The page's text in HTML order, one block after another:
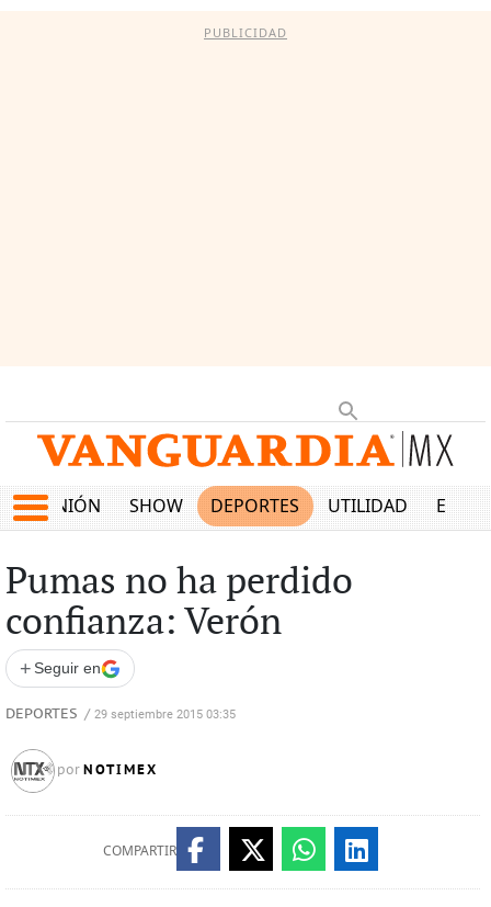
PUBLICIDAD
OPINIÓN SHOW DEPORTES UTILIDAD
Pumas no ha perdido
confianza: Verón
+ Seguir en
DEPORTES / 29 septiembre 2015 03:35
por NOTIMEX
COMPARTIR